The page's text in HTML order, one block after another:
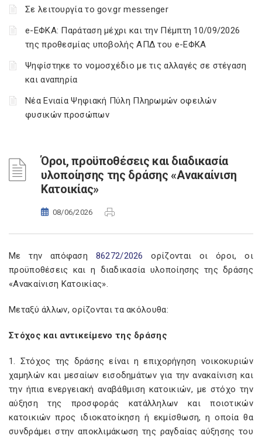
Σε λειτουργία το gov.gr messenger
e-ΕΦΚΑ: Παράταση μέχρι και την Πέμπτη 10/09/2026
της προθεσμίας υποβολής ΑΠΔ του e-ΕΦΚΑ
Ψηφίστηκε το νομοσχέδιο με τις αλλαγές σε στέγαση
και αναπηρία
Νέα Ενιαία Ψηφιακή Πύλη Πληρωμών οφειλών
φυσικών προσώπων
Όροι, προϋποθέσεις και διαδικασία
υλοποίησης της δράσης «Ανακαίνιση
Κατοικίας»
08/06/2026
Με την απόφαση 86272/2026ορίζονται οι όροι, οι
προϋποθέσεις και η διαδικασία υλοποίησης της δράσης
«Ανακαίνιση Κατοικίας».
Μεταξύ άλλων, ορίζονται τα ακόλουθα:
Στόχος και αντικείμενο της δράσης
1. Στόχος της δράσης είναι η επιχορήγηση νοικοκυριών
χαμηλών και μεσαίων εισοδημάτων για την ανακαίνιση και
την ήπια ενεργειακή αναβάθμιση κατοικιών, με στόχο την
αύξηση της προσφοράς κατάλληλων και ποιοτικών
κατοικιών προς ιδιοκατοίκηση ή εκμίσθωση, η οποία θα
συνδράμει στην αποκλιμάκωση της ραγδαίας αύξησης του